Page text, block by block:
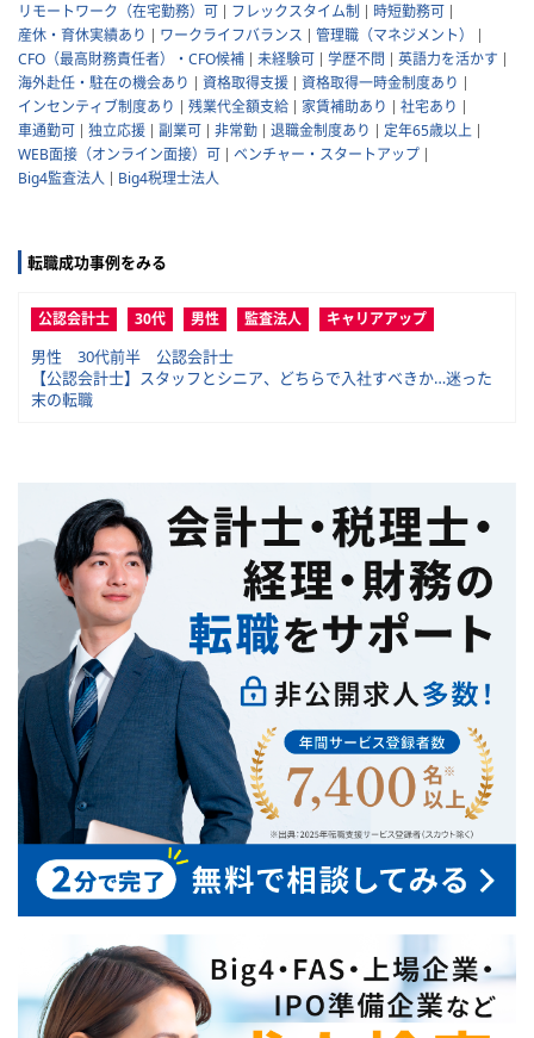
リモートワーク（在宅勤務）可
フレックスタイム制
時短勤務可
産休・育休実績あり
ワークライフバランス
管理職（マネジメント）
CFO（最高財務責任者）・CFO候補
未経験可 学歴不問
英語力を活かす
海外赴任・駐在の機会あり
資格取得支援
資格取得一時金制度あり
インセンティブ制度あり
残業代全額支給 家賃補助あり
社宅あり
車通勤可
独立応援 副業可 非常勤 退職金制度あり
定年65歳以上
WEB面接（オンライン面接）可
ベンチャー・スタートアップ
Big4監査法人
Big4税理士法人
転職成功事例をみる
公認会計士 30代 男性 監査法人 キャリアアップ
男性 30代前半 公認会計士
【公認会計士】スタッフとシニア、どちらで入社すべきか…迷った
末の転職